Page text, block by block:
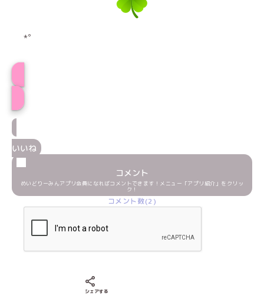
*゜
いいね
コメント
めいどりーみんアプリ会員になればコメントできます！メニュー「アプリ紹介」をクリッ
ク！
コメント数(2)
シェアする